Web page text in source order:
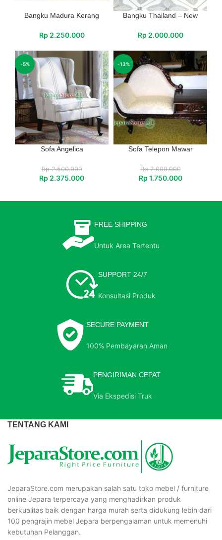
Bangku Madura Kerang
Rp 2.250.000
Bangku Thailand – New
Rp 2.000.000
-5%
Sofa Angelica
Rp2.500.000
Rp 2.375.000
-13%
Sofa Telepon Mawar
Rp2.000.000
Rp 1.750.000
FREE SHIPPING
Untuk Area Tertentu
SUPPORT 24/7
Konsultasi Produk
SECURE PAYMENT
100% Pembayaran Aman
PENGIRIMAN CEPAT
Via Ekspedisi Truk
TENTANG KAMI
JeparaStore.com merupakan salah satu toko mebel / furniture
online Jepara terpercaya yang menghadirkan produk
berkualitas baik dengan harga murah serta didukung lebih dari
100 pengrajin mebel Jepara berpengalaman untuk memenuhi
kebutuhan Pelanggan.